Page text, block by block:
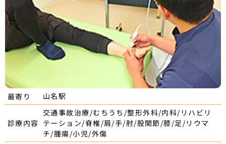
最寄り 山名駅
診療内容
交通事故治療/むちうち/整形外科/内科/リハビリ
テーション/脊椎/肩/手/肘/股関節/膝/足/リウマ
チ/腫瘍/小児/外傷